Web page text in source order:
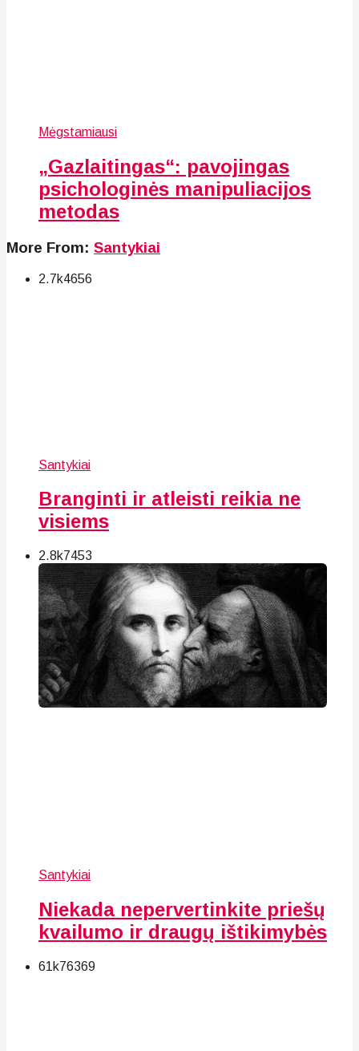
Mėgstamiausi
„Gazlaitingas“: pavojingas
psichologinės manipuliacijos
metodas
More From: Santykiai
2.7k4656
Santykiai
Branginti ir atleisti reikia ne
visiems
2.8k7453
Santykiai
Niekada nepervertinkite priešų
kvailumo ir draugų ištikimybės
61k76369